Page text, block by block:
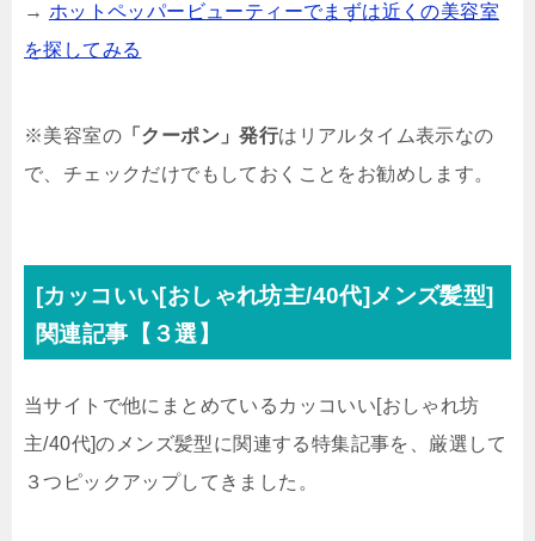
→ ホットペッパービューティーでまずは近くの美容室
を探してみる
※美容室の 「クーポン」発行はリアルタイム表示なの
で、チェックだけでもしておくことをお勧めします。
[カッコいい[おしゃれ坊主/40代]メンズ髪型]
関連記事【３選】
当サイトで他にまとめているカッコいい[おしゃれ坊
主/40代]のメンズ髪型に関連する特集記事を、厳選して
３つピックアップしてきました。